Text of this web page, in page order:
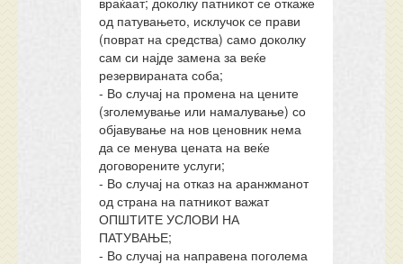
од патувањето, исклучок се прави
(поврат на средства) само доколку
сам си најде замена за веќе
резервираната соба;
- Во случај на промена на цените
(зголемување или намалување) со
објавување на нов ценовник нема
да се менува цената на веќе
договорените услуги;
- Во случај на отказ на аранжманот
од страна на патникот важат
ОПШТИТЕ УСЛОВИ НА
ПАТУВАЊЕ;
- Во случај на направена поголема